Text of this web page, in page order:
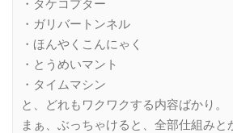
・タケコプター
・ガリバートンネル
・ほんやくこんにゃく
・とうめいマント
・タイムマシン
と、どれもワクワクする内容ばかり。
まぁ、ぶっちゃけると、全部仕組みと